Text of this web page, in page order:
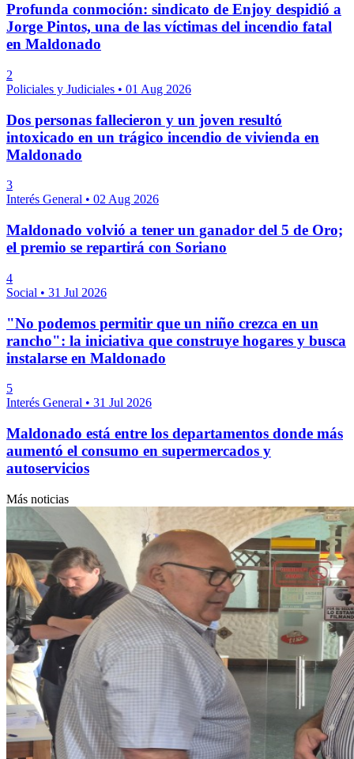
Profunda conmoción: sindicato de Enjoy despidió a
Jorge Pintos, una de las víctimas del incendio fatal
en Maldonado
2
Policiales y Judiciales • 01 Aug 2026
Dos personas fallecieron y un joven resultó
intoxicado en un trágico incendio de vivienda en
Maldonado
3
Interés General • 02 Aug 2026
Maldonado volvió a tener un ganador del 5 de Oro;
el premio se repartirá con Soriano
4
Social • 31 Jul 2026
"No podemos permitir que un niño crezca en un
rancho": la iniciativa que construye hogares y busca
instalarse en Maldonado
5
Interés General • 31 Jul 2026
Maldonado está entre los departamentos donde más
aumentó el consumo en supermercados y
autoservicios
Más noticias